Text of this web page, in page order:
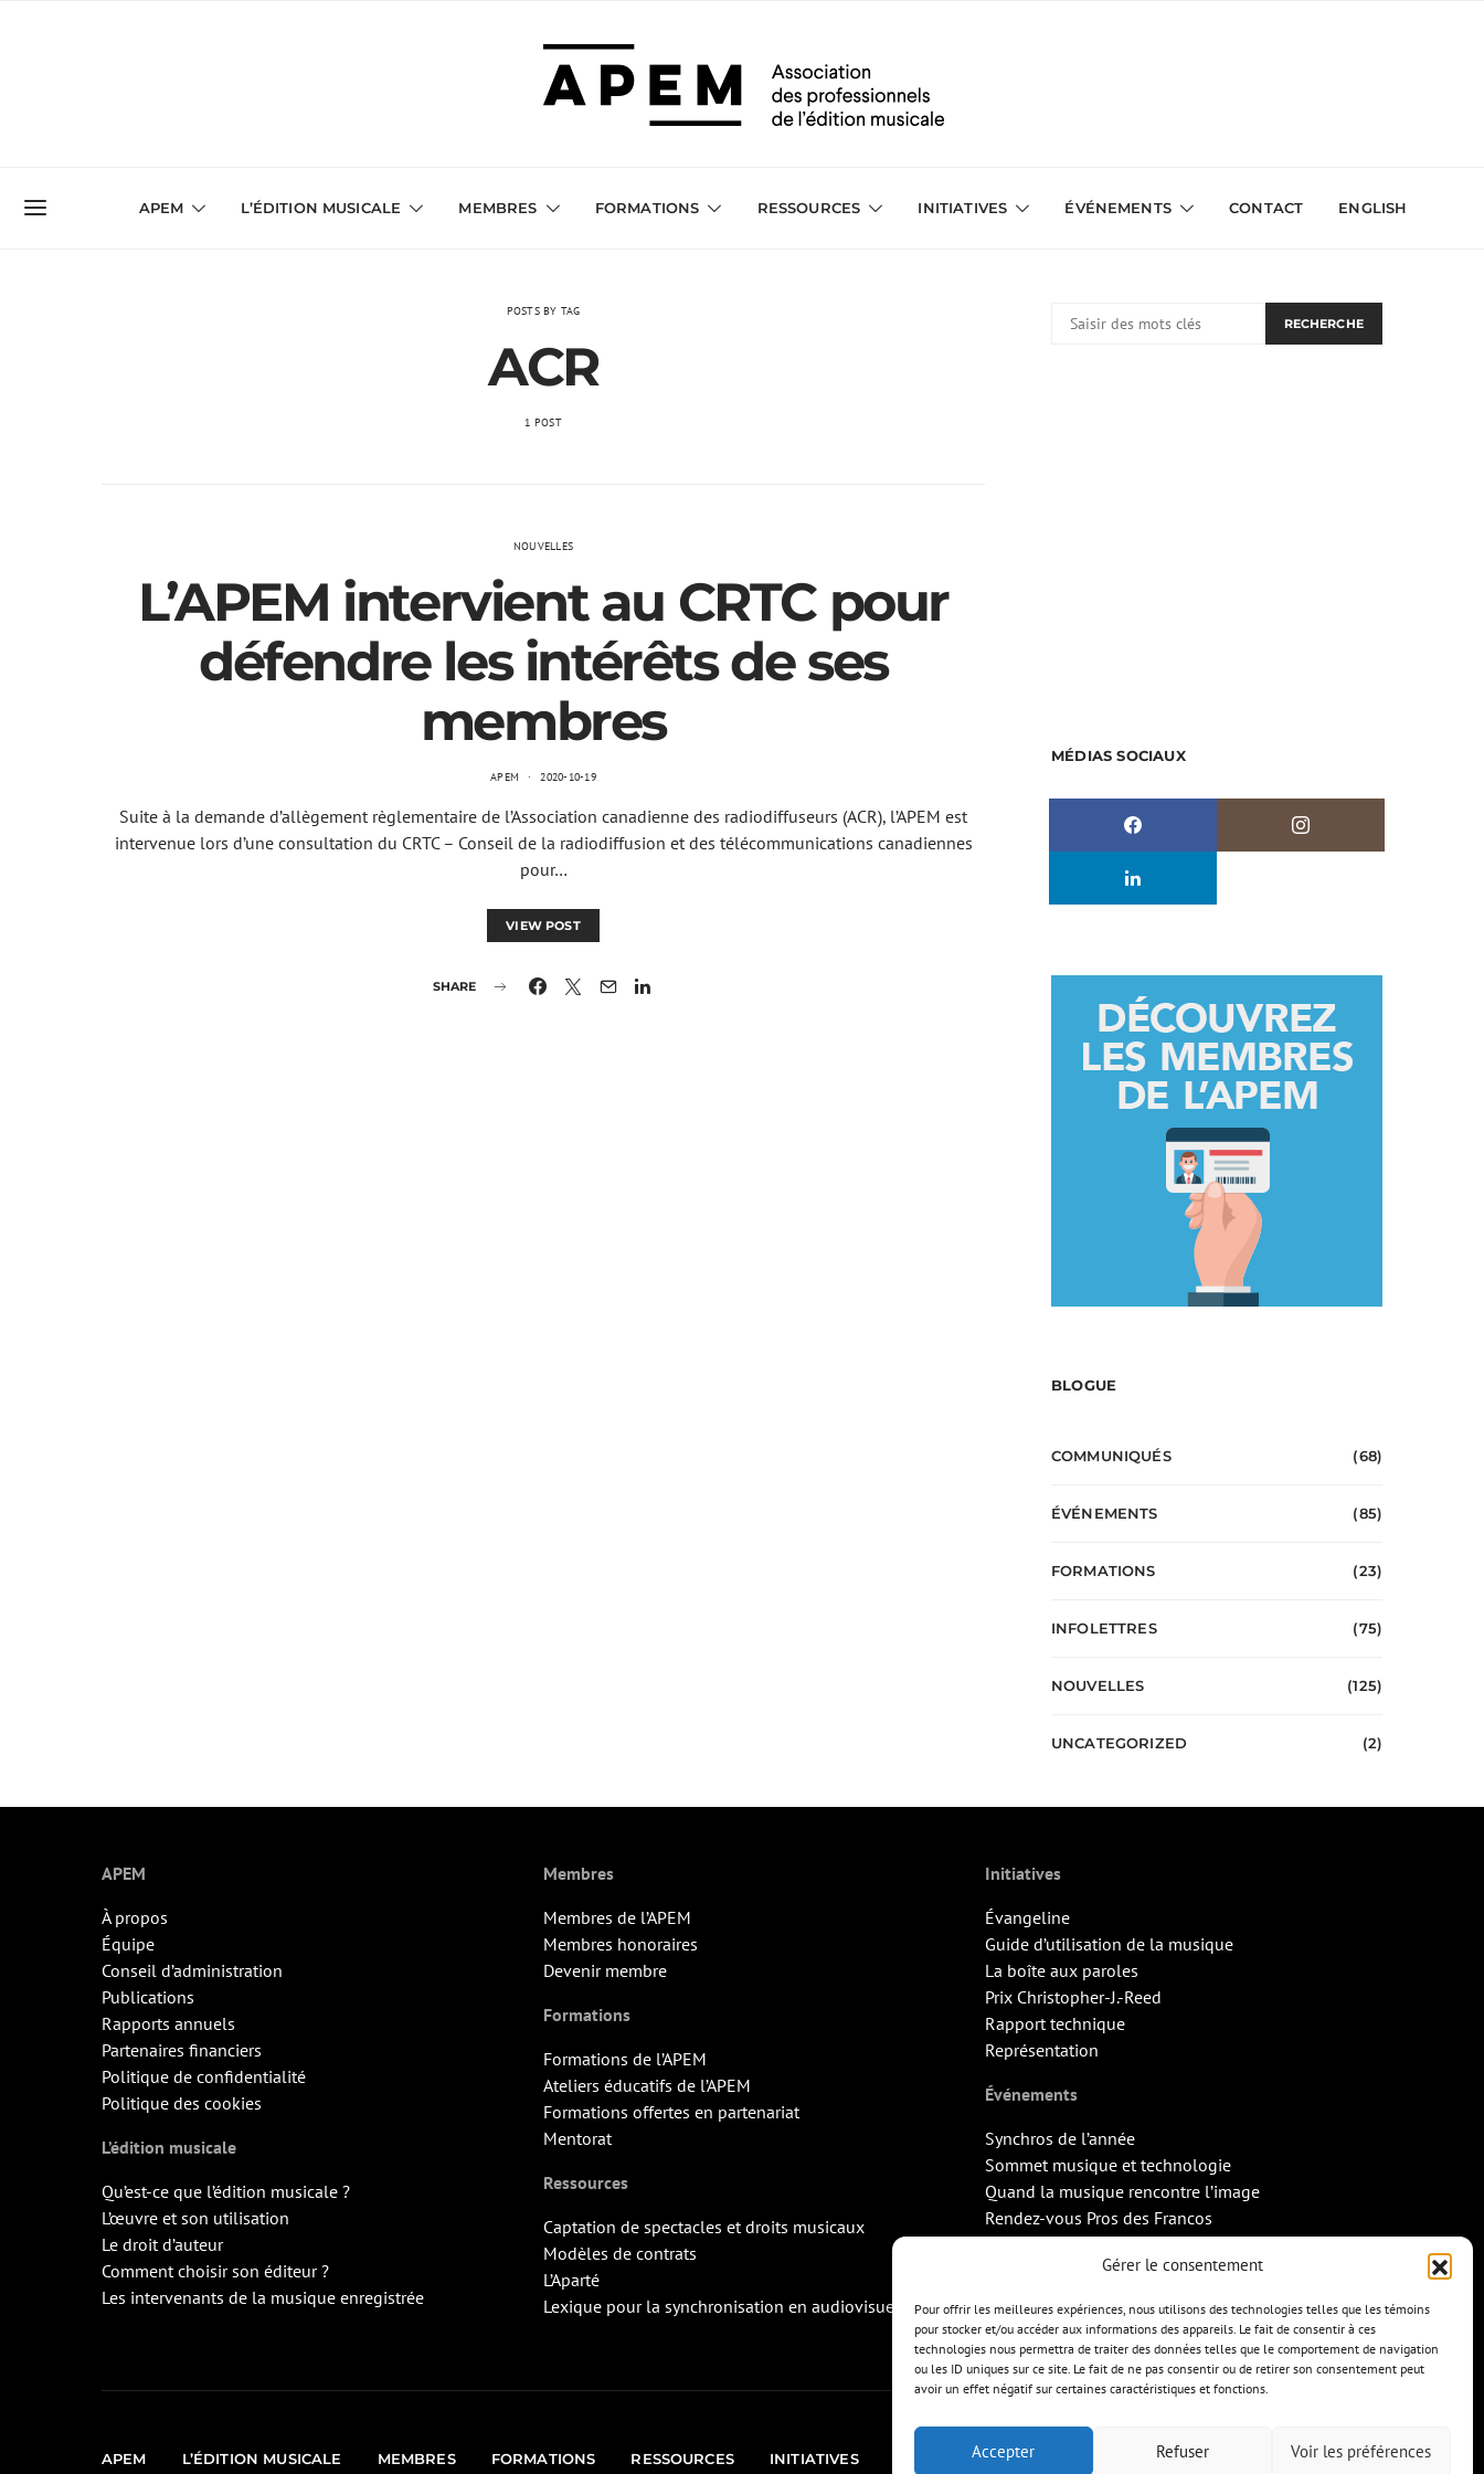
Gérer le consentement
Pour offrir les meilleures expériences, nous utilisons des technologies telles que les témoins
pour stocker et/ou accéder aux informations des appareils. Le fait de consentir à ces
technologies nous permettra de traiter des données telles que le comportement de navigation
ou les ID uniques sur ce site. Le fait de ne pas consentir ou de retirer son consentement peut
avoir un effet négatif sur certaines caractéristiques et fonctions.
Accepter Refuser Voir les préférences
APEM L’ÉDITION MUSICALE MEMBRES FORMATIONS RESSOURCES INITIATIVES ÉVÉNEMENTS CONTACT ENGLISH
POSTS BY TAG
ACR
1 POST
NOUVELLES
L’APEM intervient au CRTC pour
défendre les intérêts de ses
membres
APEM 2020-10-19
Suite à la demande d’allègement règlementaire de l’Association canadienne des radiodiffuseurs (ACR), l’APEM est
intervenue lors d’une consultation du CRTC – Conseil de la radiodiffusion et des télécommunications canadiennes
pour…
VIEW POST
SHARE
RECHERCHE
MÉDIAS SOCIAUX
BLOGUE
COMMUNIQUÉS (68)
ÉVÉNEMENTS (85)
FORMATIONS (23)
INFOLETTRES (75)
NOUVELLES (125)
UNCATEGORIZED (2)
APEM
À propos
Équipe
Conseil d’administration
Publications
Rapports annuels
Partenaires financiers
Politique de confidentialité
Politique des cookies
L’édition musicale
Qu’est-ce que l’édition musicale ?
L’œuvre et son utilisation
Le droit d’auteur
Comment choisir son éditeur ?
Les intervenants de la musique enregistrée
Membres
Membres de l’APEM
Membres honoraires
Devenir membre
Formations
Formations de l’APEM
Ateliers éducatifs de l’APEM
Formations offertes en partenariat
Mentorat
Ressources
Captation de spectacles et droits musicaux
Modèles de contrats
L’Aparté
Lexique pour la synchronisation en audiovisuel
Initiatives
Évangeline
Guide d’utilisation de la musique
La boîte aux paroles
Prix Christopher-J.-Reed
Rapport technique
Représentation
Événements
Synchros de l’année
Sommet musique et technologie
Quand la musique rencontre l’image
Rendez-vous Pros des Francos
APEM L’ÉDITION MUSICALE MEMBRES FORMATIONS RESSOURCES INITIATIVES ÉVÉNEMENTS ENGLISH